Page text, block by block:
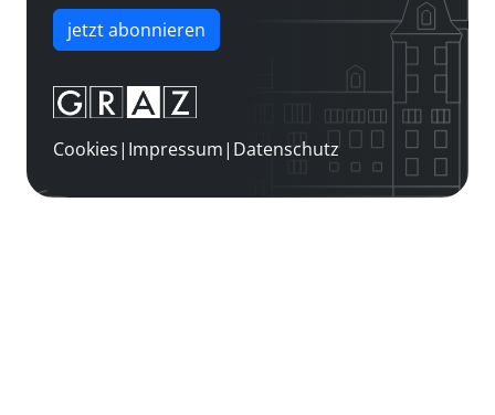
jetzt abonnieren
Cookies| Impressum| Datenschutz